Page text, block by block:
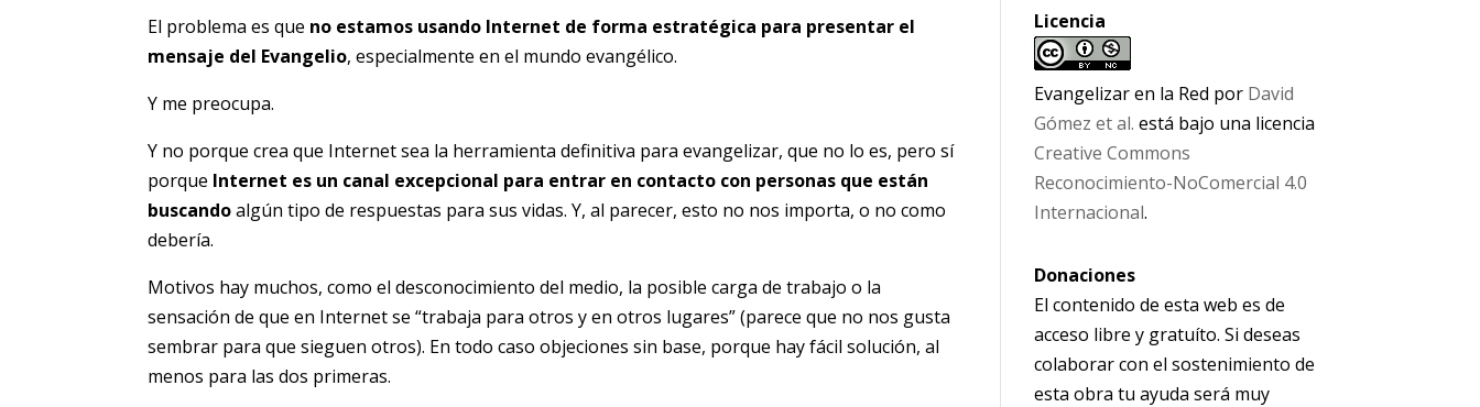
El problema es que no estamos usando Internet de forma estratégica para presentar el
mensaje del Evangelio, especialmente en el mundo evangélico.
Y me preocupa.
Y no porque crea que Internet sea la herramienta definitiva para evangelizar, que no lo es, pero sí
porque Internet es un canal excepcional para entrar en contacto con personas que están
buscandoalgún tipo de respuestas para sus vidas. Y, al parecer, esto no nos importa, o no como
debería.
Motivos hay muchos, como el desconocimiento del medio, la posible carga de trabajo o la
sensación de que en Internet se “trabaja para otros y en otros lugares” (parece que no nos gusta
sembrar para que sieguen otros). En todo caso objeciones sin base, porque hay fácil solución, al
menos para las dos primeras.
Licencia
Evangelizar en la Red por David
Gómez et al. está bajo una licencia
Creative Commons
Reconocimiento-NoComercial 4.0
Internacional.
Donaciones
El contenido de esta web es de
acceso libre y gratuíto. Si deseas
colaborar con el sostenimiento de
esta obra tu ayuda será muy